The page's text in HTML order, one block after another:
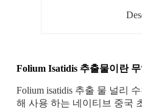
Folium Isatidis 추출물이란
Folium isatidis 추출 물 널리
해 사용 하는 네이티브 중국